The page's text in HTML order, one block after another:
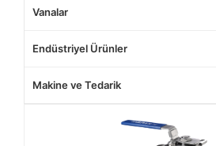
Vanalar
Endüstriyel Ürünler
Makine ve Tedarik